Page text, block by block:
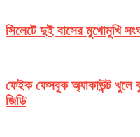
সিলেটে দুই বাসের মুখোমুখি
ফেইক ফেসবুক অ্যাকাউন্ট খুলে
জিডি